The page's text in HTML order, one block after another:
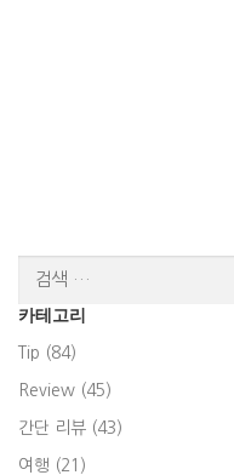
카테고리
Tip (84)
Review (45)
간단 리뷰 (43)
여행 (21)